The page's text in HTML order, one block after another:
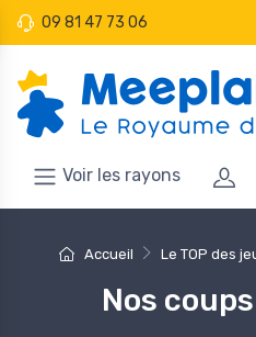
09 81 47 73 06
Voir les rayons
Accueil Le TOP des
Nos